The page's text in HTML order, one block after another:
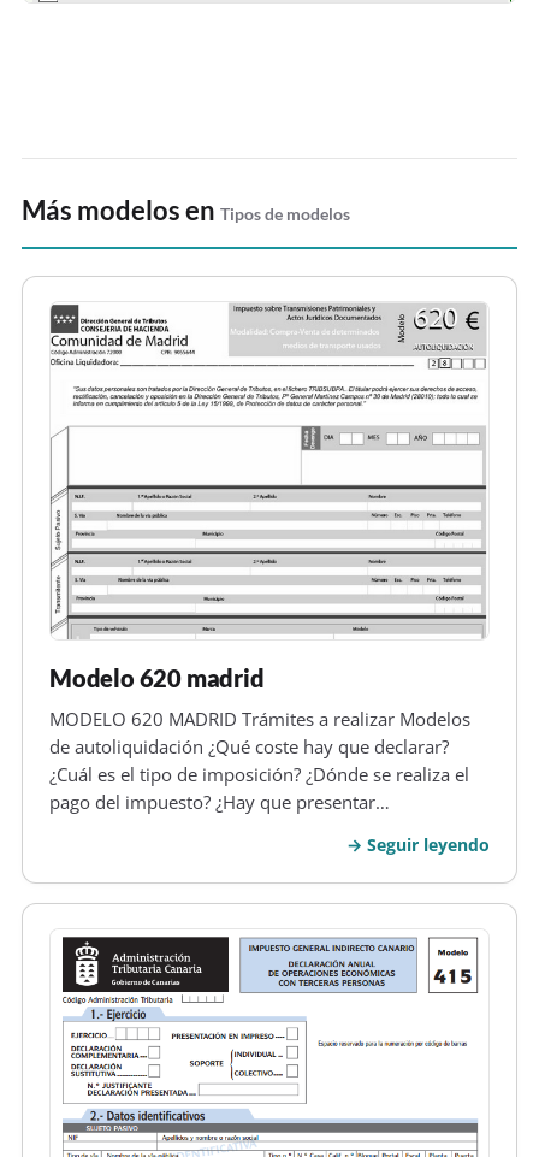
Más modelos en Tipos de modelos
Modelo 620 madrid
MODELO 620 MADRID Trámites a realizar Modelos
de autoliquidación ¿Qué coste hay que declarar?
¿Cuál es el tipo de imposición? ¿Dónde se realiza el
pago del impuesto? ¿Hay que presentar
que presentar? ¿Cuál es el periodo de tiempo para
realizar el ingreso? Cómo efectuar la…
Seguir leyendo